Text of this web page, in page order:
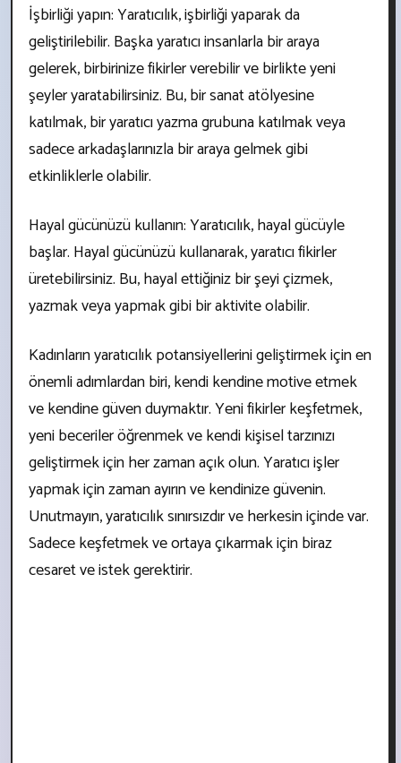
İşbirliği yapın: Yaratıcılık, işbirliği yaparak da
geliştirilebilir. Başka yaratıcı insanlarla bir araya
gelerek, birbirinize fikirler verebilir ve birlikte yeni
şeyler yaratabilirsiniz. Bu, bir sanat atölyesine
katılmak, bir yaratıcı yazma grubuna katılmak veya
sadece arkadaşlarınızla bir araya gelmek gibi
etkinliklerle olabilir.
Hayal gücünüzü kullanın: Yaratıcılık, hayal gücüyle
başlar. Hayal gücünüzü kullanarak, yaratıcı fikirler
üretebilirsiniz. Bu, hayal ettiğiniz bir şeyi çizmek,
yazmak veya yapmak gibi bir aktivite olabilir.
Kadınların yaratıcılık potansiyellerini geliştirmek için en
önemli adımlardan biri, kendi kendine motive etmek
ve kendine güven duymaktır. Yeni fikirler keşfetmek,
yeni beceriler öğrenmek ve kendi kişisel tarzınızı
geliştirmek için her zaman açık olun. Yaratıcı işler
yapmak için zaman ayırın ve kendinize güvenin.
Unutmayın, yaratıcılık sınırsızdır ve herkesin içinde var.
Sadece keşfetmek ve ortaya çıkarmak için biraz
cesaret ve istek gerektirir.